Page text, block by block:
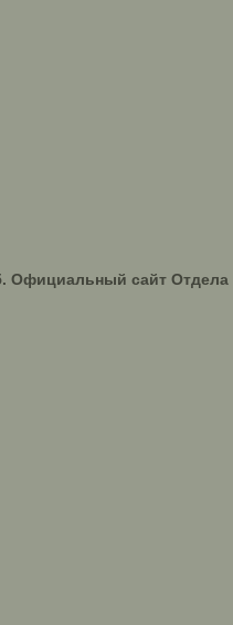
Официальный сайт